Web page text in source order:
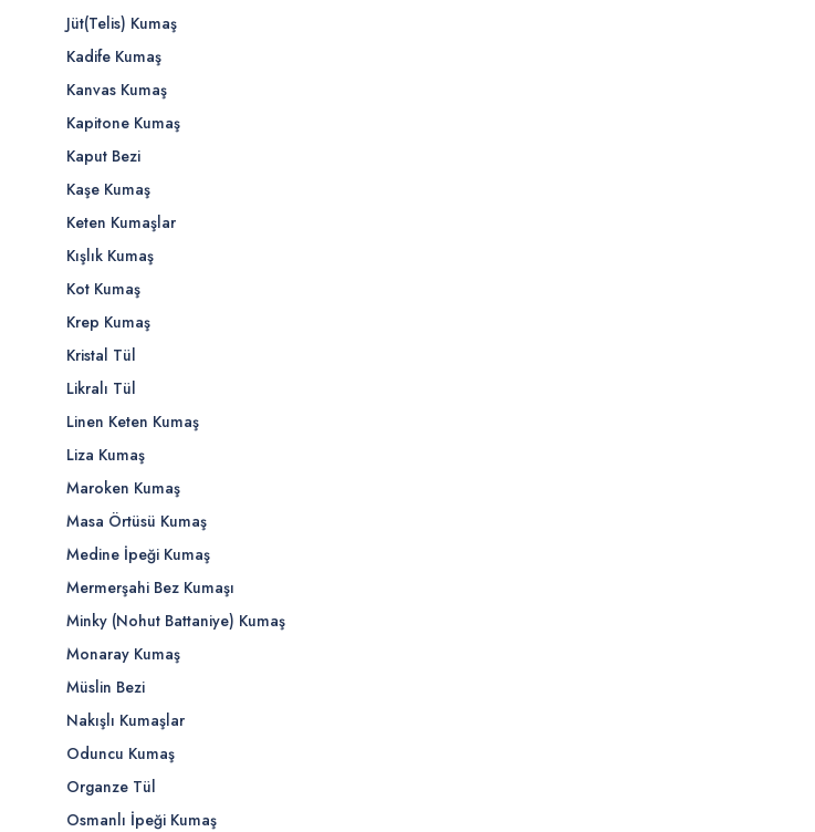
Jüt(Telis) Kumaş
Kadife Kumaş
Kanvas Kumaş
Kapitone Kumaş
Kaput Bezi
Kaşe Kumaş
Keten Kumaşlar
Kışlık Kumaş
Kot Kumaş
Krep Kumaş
Kristal Tül
Likralı Tül
Linen Keten Kumaş
Liza Kumaş
Maroken Kumaş
Masa Örtüsü Kumaş
Medine İpeği Kumaş
Mermerşahi Bez Kumaşı
Minky (Nohut Battaniye) Kumaş
Monaray Kumaş
Müslin Bezi
Nakışlı Kumaşlar
Oduncu Kumaş
Organze Tül
Osmanlı İpeği Kumaş